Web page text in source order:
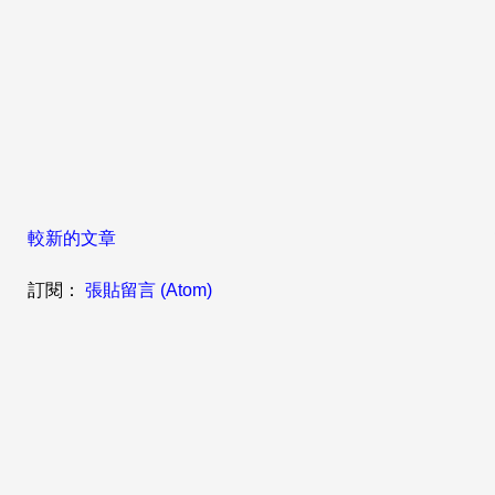
較新的文章
訂閱： 張貼留言 (Atom)